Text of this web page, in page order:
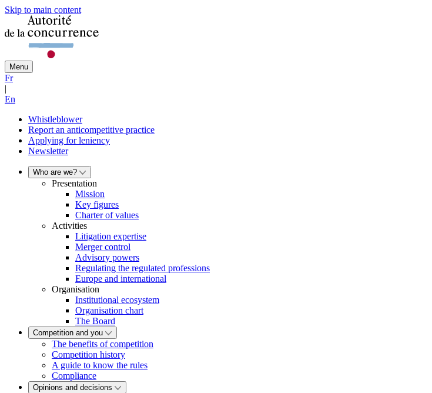
Skip to main content
Menu
Fr
|
En
Whistleblower
Report an anticompetitive practice
Applying for leniency
Newsletter
Who are we?
Presentation
Mission
Key figures
Charter of values
Activities
Litigation expertise
Merger control
Advisory powers
Regulating the regulated professions
Europe and international
Organisation
Institutional ecosystem
Organisation chart
The Board
Competition and you
The benefits of competition
Competition history
A guide to know the rules
Compliance
Opinions and decisions